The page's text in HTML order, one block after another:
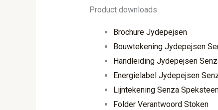
Product downloads
Brochure Jydepejsen
Bouwtekening Jydepejsen
Handleiding Jydepejsen
Energielabel Jydepejsen
Lijntekening Senza
Folder Verantwoord Stoken